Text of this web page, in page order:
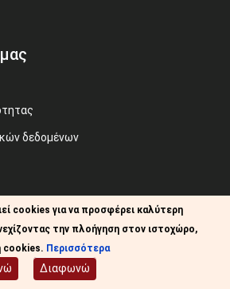
δεδομένων
by Freepik
cookies για να προσφέρει καλύτερη
την πλοήγηση στον ιστοχώρο,
cookies. Περισσότερα
Διαφωνώ